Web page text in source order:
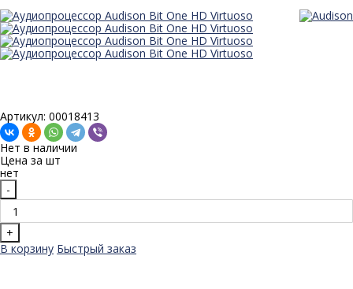
Артикул: 00018413
Нет в наличии
Цена за шт
нет
-
+
В корзину Быстрый заказ